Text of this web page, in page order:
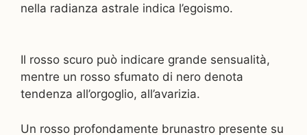
nella radianza astrale indica l’egoismo.
Il rosso scuro può indicare grande sensualità,
mentre un rosso sfumato di nero denota
tendenza all’orgoglio, all’avarizia.
Un rosso profondamente brunastro presente su